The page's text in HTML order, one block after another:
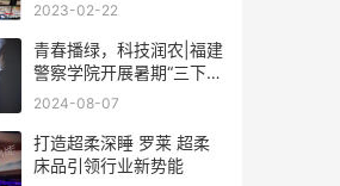
2023-02-22
青春播绿，科技润农|福建
警察学院开展暑期“三下
乡”社会实践活动
2024-08-07
打造超柔深睡 罗莱 超柔
床品引领行业新势能